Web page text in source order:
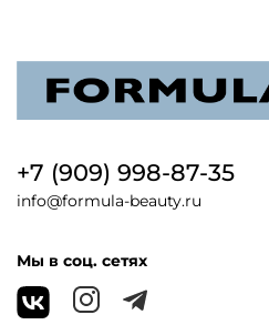
+7 (909) 998-87-35
info@formula-beauty.ru
Мы в соц. сетях